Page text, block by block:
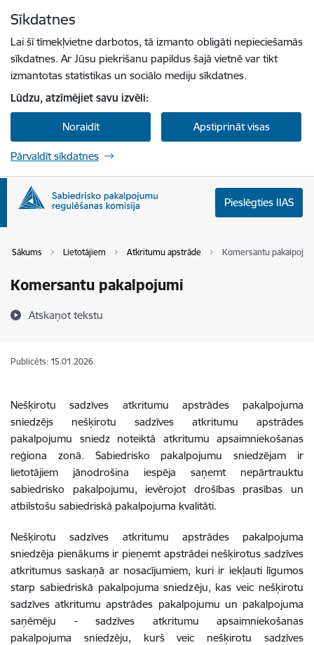
Sīkdatnes
Lai šī tīmekļvietne darbotos, tā izmanto obligāti nepieciešamās
sīkdatnes. Ar Jūsu piekrišanu papildus šajā vietnē var tikt
izmantotas statistikas un sociālo mediju sīkdatnes.
Lūdzu, atzīmējiet savu izvēli:
Noraidīt Apstiprināt visas
Pārvaldīt sīkdatnes
Pieslēgties IIAS
Sākums Lietotājiem Atkritumu apstrāde Komersantu
Komersantu pakalpojumi
Atskaņot tekstu
Publicēts: 15.01.2026.
Nešķirotu sadzīves atkritumu apstrādes pakalpojuma
sniedzējs nešķirotu sadzīves atkritumu apstrādes
pakalpojumu sniedz noteiktā atkritumu apsaimniekošanas
reģiona zonā. Sabiedrisko pakalpojumu sniedzējam ir
lietotājiem jānodrošina iespēja saņemt nepārtrauktu
sabiedrisko pakalpojumu, ievērojot drošības prasības un
atbilstošu sabiedriskā pakalpojuma kvalitāti.
Nešķirotu sadzīves atkritumu apstrādes pakalpojuma
sniedzēja pienākums ir pieņemt apstrādei nešķirotus sadzīves
atkritumus saskaņā ar nosacījumiem, kuri ir iekļauti līgumos
starp sabiedriskā pakalpojuma sniedzēju, kas veic nešķirotu
sadzīves atkritumu apstrādes pakalpojumu un pakalpojuma
saņēmēju - sadzīves atkritumu apsaimniekošanas
pakalpojuma sniedzēju, kurš veic nešķirotu sadzīves